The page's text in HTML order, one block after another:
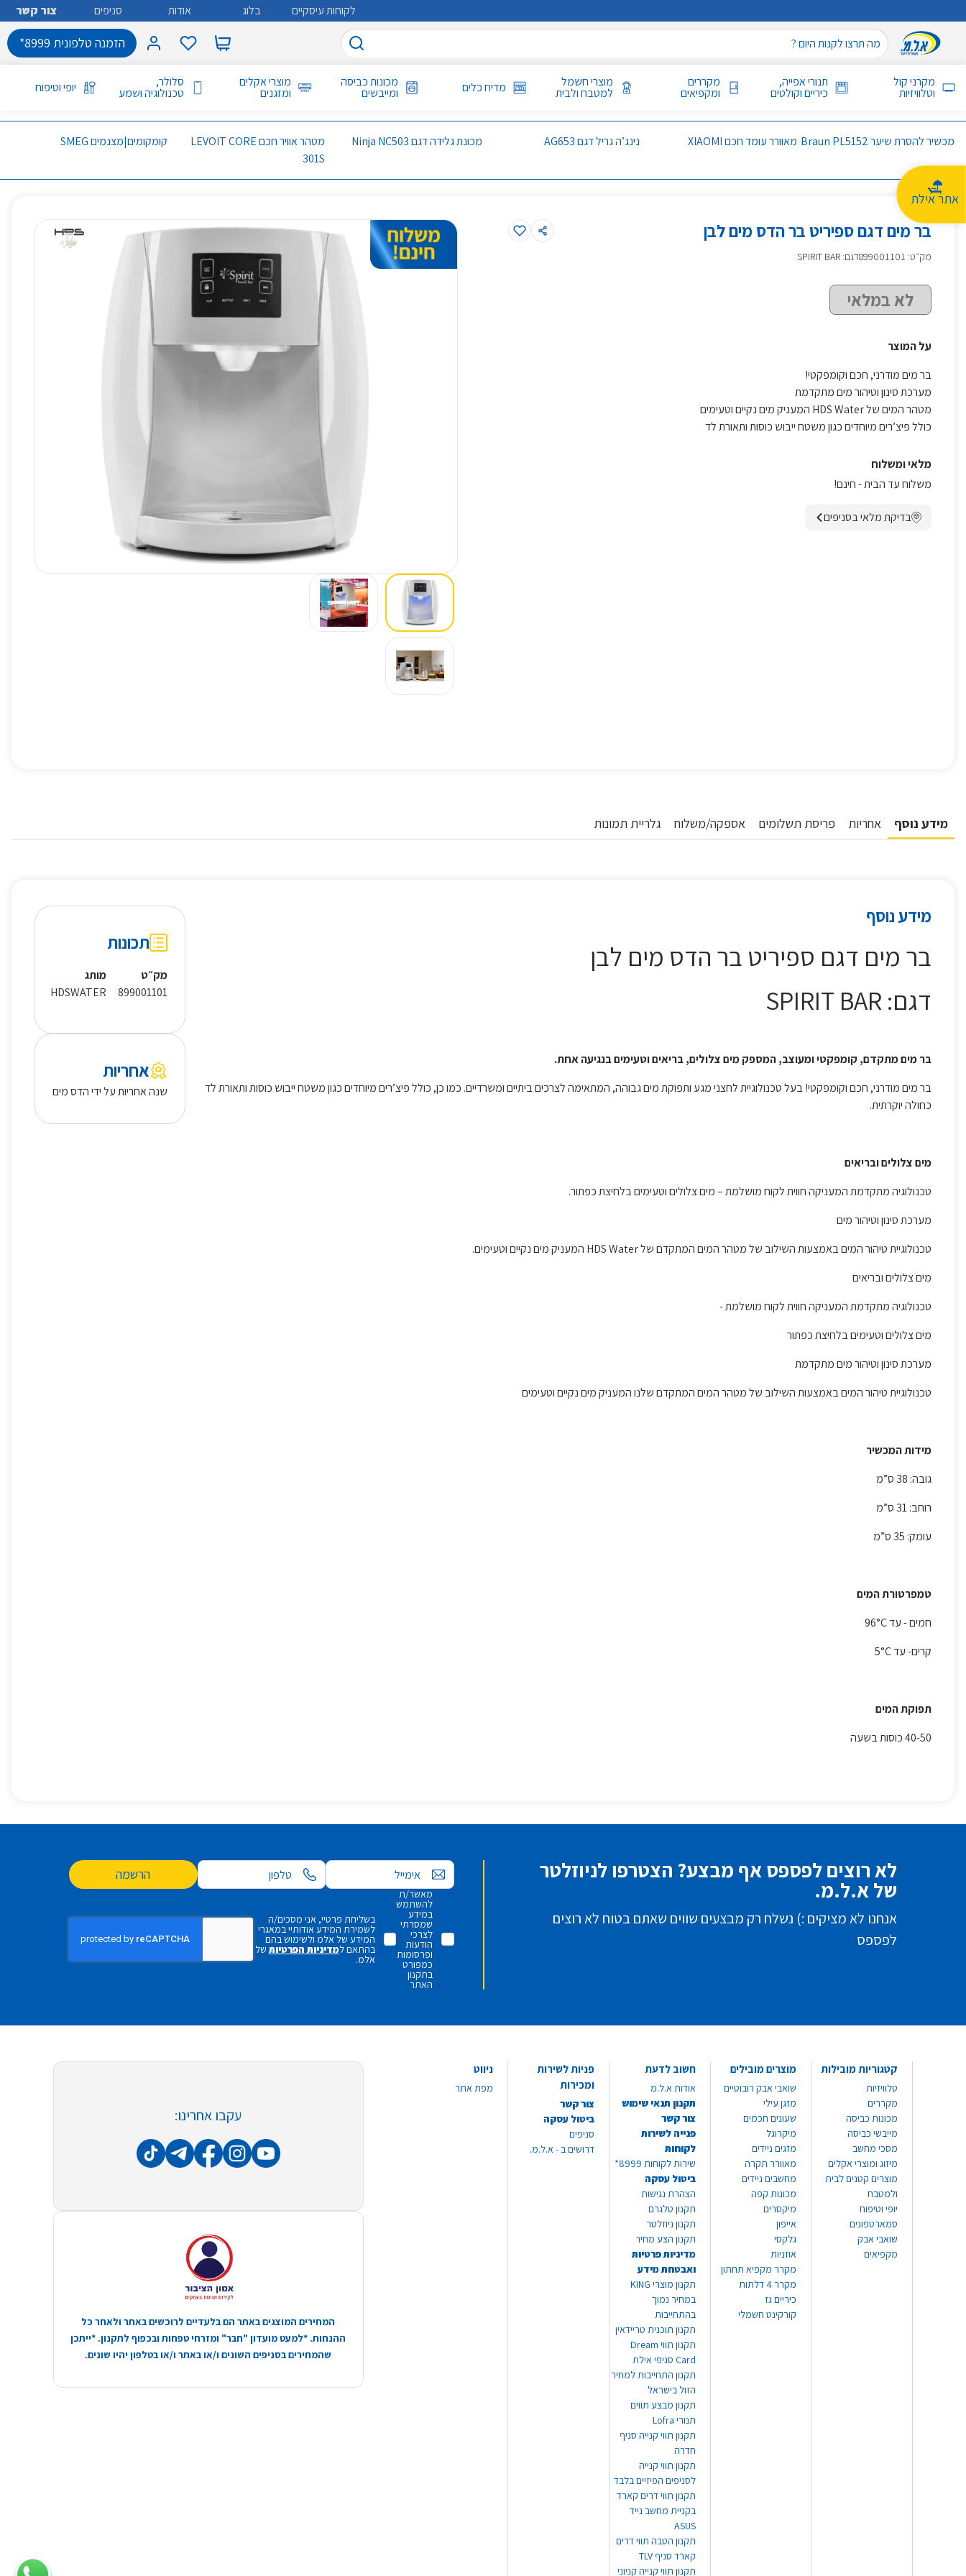
אתר אילת
לקוחות עיסקיים בלוג אודות סניפים צור קשר
הזמנה טלפונית 8999*
מקרני קול
וטלוויזיות
תנורי אפייה,
כיריים וקולטים
מקררים
ומקפיאים
מוצרי חשמל
למטבח ולבית מדיח כלים מכונות כביסה
ומייבשים
מוצרי אקלים
ומזגנים
סלולר,
טכנולוגיה ושמע יופי וטיפוח
מכשיר להסרת שיער Braun PL5152 מאוורר עומד חכם XIAOMI נינג’ה גריל דגם AG653 מכונת גלידה דגם Ninja NC503
מטהר אוויר חכם LEVOIT CORE
301S
קומקומים|מצנמים SMEG
בר מים דגם ספיריט בר הדס מים לבן
מק״ט:
899001101דגם: SPIRIT BAR
לא במלאי
על המוצר
בר מים מודרני, חכם וקומפקטי!
מערכת סינון וטיהור מים מתקדמת
מטהר המים של HDS Water המעניק מים נקיים וטעימים
כולל פיצ’רים מיוחדים כגון משטח ייבוש כוסות ותאורת לד
מלאי ומשלוח
משלוח עד הבית - חינם!
בדיקת מלאי בסניפים
מידע נוסף אחריות פריסת תשלומים אספקה/משלוח גלריית תמונות
מידע נוסף
בר מים דגם ספיריט בר הדס מים לבן
דגם: SPIRIT BAR
בר מים מתקדם, קומפקטי ומעוצב, המספק מים צלולים, בריאים וטעימים בנגיעה אחת.
בר מים מודרני, חכם וקומפקטי! בעל טכנולוגיית לחצני מגע ותפוקת מים גבוהה, המתאימה לצרכים ביתיים ומשרדיים. כמו כן, כולל פיצ’רים מיוחדים כגון משטח ייבוש כוסות ותאורת לד
כחולה יוקרתית.
מים צלולים ובריאים
טכנולוגיה מתקדמת המעניקה חווית לקוח מושלמת – מים צלולים וטעימים בלחיצת כפתור.
מערכת סינון וטיהור מים
טכנולוגיית טיהור המים באמצעות השילוב של מטהר המים המתקדם של HDS Water המעניק מים נקיים וטעימים.
מים צלולים ובריאים
טכנולוגיה מתקדמת המעניקה חווית לקוח מושלמת -
מים צלולים וטעימים בלחיצת כפתור
מערכת סינון וטיהור מים מתקדמת
טכנולוגיית טיהור המים באמצעות השילוב של מטהר המים המתקדם שלנו המעניק מים נקיים וטעימים
מידות המכשיר
גובה: 38 ס”מ
רוחב: 31 ס”מ
עומק: 35 ס”מ
טמפרטורת המים
חמים - עד 96°C
קרים- עד 5°C
תפוקת המים
40-50 כוסות בשעה
תכונות
מק״ט
899001101
מותג
HDSWATER
אחריות
שנה אחריות על ידי הדס מים
לא רוצים לפספס אף מבצע? הצטרפו לניוזלטר
של א.ל.מ.
אנחנו לא מציקים :) נשלח רק מבצעים שווים שאתם בטוח לא רוצים
לפספס
אימייל הרשמה
מאשר/ת
להשתמש
במידע
שמסרתי
לצרכי
הודעות
ופרסומות
כמפורט
בתקנון
האתר
בשליחת פרטיי, אני מסכים/ה
לשמירת המידע אודותיי במאגרי
המידע של אלמ ולשימוש בהם
בהתאם למדיניות הפרטיות של
אלמ.
קטגוריות מובילות
טלוויזיות
מקררים
מכונות כביסה
מייבשי כביסה
מסכי מחשב
מיזוג ומוצרי אקלים
מוצרים קטנים לבית
ולמטבח
יופי וטיפוח
סמארטפונים
שואבי אבק
מקפיאים
מוצרים מובילים
שואבי אבק רובוטיים
מזגן עילי
שעונים חכמים
מיקרוגל
מזגים ניידים
מאוורר תקרה
מחשבים ניידים
מכונות קפה
מיקסרים
אייפון
גלקסי
אוזניות
מקרר מקפיא תחתון
מקרר 4 דלתות
כיריים גז
קורקינט חשמלי
חשוב לדעת
אודות א.ל.מ
תקנון תנאי שימוש
צור קשר
פנייה לשירות
לקוחות
שירות לקוחות 8999*
ביטול עסקה
הצהרת נגישות
תקנון טלגרם
תקנון ניוזלטר
תקנון הצע מחיר
מדיניות פרטיות
ואבטחת מידע
תקנון מוצרי KING
במחיר נמוך
בהתחייבות
תקנון תוכנית טריידאין
תקנון תווי Dream
Card סניפי אילת
תקנון התחייבות למחיר
הזול בישראל
תקנון מבצע תווים
תנורי Lofra
תקנון תווי קנייה סניף
חדרה
תקנון תווי קנייה
לסניפים הפיזיים בלבד
תקנון תווי דרים קארד
בקניית מחשב נייד
ASUS
תקנון הטבה תווי דרים
קארד סניף TLV
תקנון תווי קנייה קניוני
פניות לשירות
ומכירות
צור קשר
ביטול עסקה
סניפים
דרושים ב - א.ל.מ.
ניווט
מפת אתר
עקבו אחרינו:
המחירים המוצגים באתר הם בלעדיים לרוכשים באתר ולאחר כל
ההנחות. *למעט מועדון "חבר" ומזרחי טפחות ובכפוף לתקנון. *ייתכן
שהמחירים בסניפים השונים ו/או באתר ו/או בטלפון יהיו שונים.